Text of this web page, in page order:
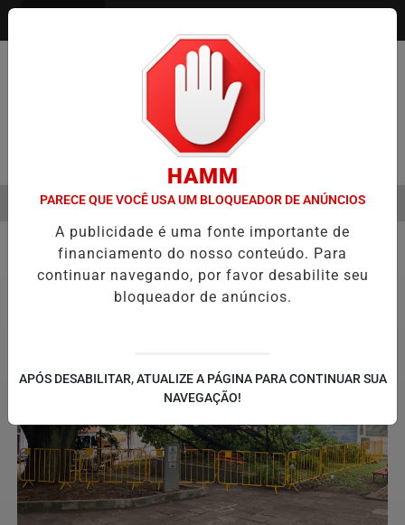
Pesquisar Notícia
DE FILME SOBRE MICHAEL JACKSON PODE COMEÇAR A SER
EM ALTA
MENU
Prefeitura Piracicaba
HAMM
PARECE QUE VOCÊ USA UM BLOQUEADOR DE ANÚNCIOS
A publicidade é uma fonte importante de
financiamento do nosso conteúdo. Para
continuar navegando, por favor desabilite seu
bloqueador de anúncios.
APÓS DESABILITAR, ATUALIZE A PÁGINA PARA CONTINUAR SUA
NAVEGAÇÃO!